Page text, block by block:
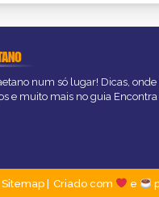
num só lugar! Dicas,
e muito mais no guia Encontra
Sitemap Criado com e